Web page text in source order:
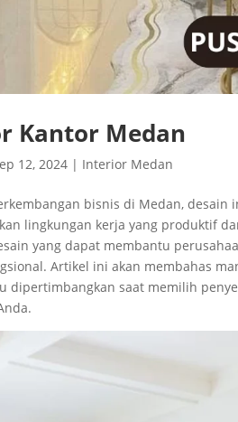
Kantor Medan
12, 2024 | Interior Medan
bisnis di Medan,
lingkungan kerja yang produktif
yang dapat membantu
Artikel ini akan membahas
dipertimbangkan saat memilih